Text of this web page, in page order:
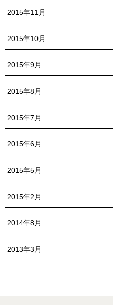
2015年11月
2015年10月
2015年9月
2015年8月
2015年7月
2015年6月
2015年5月
2015年2月
2014年8月
2013年3月